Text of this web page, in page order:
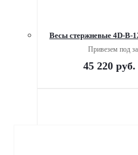
Весы стержневые 4D-B-
Привезем под
45 220 руб.